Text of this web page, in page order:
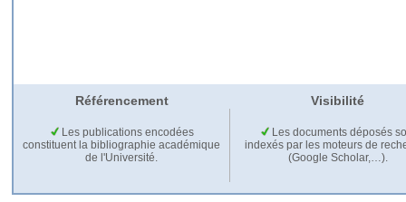
Référencement Visibilité
Les publications encodées
constituent la bibliographie académique
de l'Université.
Les documents déposés
indexés par les moteurs de
(Google Scholar,…).